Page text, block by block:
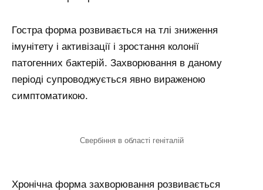
Гостра форма розвивається на тлі зниження
імунітету і активізації і зростання колонії
патогенних бактерій. Захворювання в даному
періоді супроводжується явно вираженою
симптоматикою.
Свербіння в області геніталій
Хронічна форма захворювання розвивається